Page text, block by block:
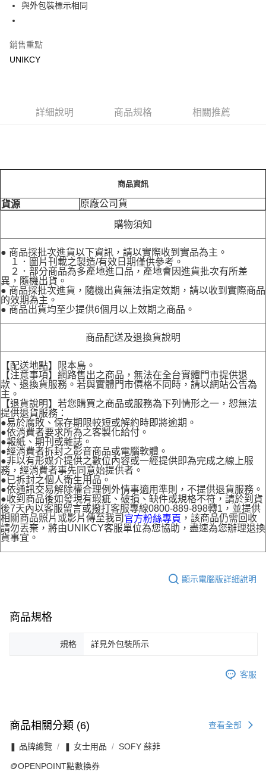
Apple Pay
每筆NT$70，滿NT$499(含以上)免運費
宅配［需2-3個工作天不含預購商品］
與外包裝標示相同
銷售重點
UNIKCY
詳細說明 商品規格 相關推薦
商品資訊
貨源 原廠公司貨
購物須知
● 商品採批次進貨以下資訊，請以實際收到實品為主。
１．圖片刊載之製造/有效日期僅供參考。
２．部分商品為多產地進口品，產地會因進貨批次有所差
異，隨機出貨。
● 商品採批次進貨，隨機出貨無法指定效期，請以收到實際商品
的效期為主。
● 商品出貨均至少提供6個月以上效期之商品。
商品配送及退換貨說明
【配送地點】限本島。
【注意事項】網路售出之商品，無法在全台實體門市提供退
款、退換貨服務。若與實體門市價格不同時，請以網站公告為
主。
【退貨說明】若您購買之商品或服務為下列情形之一，恕無法
提供退貨服務：
●易於腐敗、保存期限較短或解約時即將逾期。
●依消費者要求所為之客製化給付。
●報紙、期刊或雜誌。
●經消費者拆封之影音商品或電腦軟體。
●非以有形媒介提供之數位內容或一經提供即為完成之線上服
務，經消費者事先同意始提供者。
●已拆封之個人衛生用品。
●依通訊交易解除權合理例外情事適用準則，不提供退貨服務。
●收到商品後如發現有瑕疵、破損、缺件或規格不符，請於到貨
後7天內以客服留言或撥打客服專線0800-889-898轉1，並提供
相關商品照片或影片傳至我司 官方粉絲專頁 ，該商品仍需回收
請勿丟棄，將由UNIKCY客服單位為您協助，盡速為您辦理退換
貨事宜。
顯示電腦版詳細說明
商品規格
規格 詳見外包裝所示
客服
商品相關分類 (6) 查看全部
❚ 品牌總覽 ❚ 女士用品 SOFY 蘇菲
🪙OPENPOINT點數換券